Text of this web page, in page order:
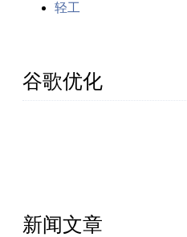
轻工
谷歌优化
新闻文章